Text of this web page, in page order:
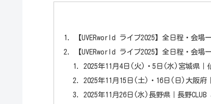
【UVERworld ライブ2025】全日程・会場
【UVERworld ライブ2025】全日程・会場
2025年11月4日(火)・5日(水)宮城県｜
2025年11月15日(土)・16日(日)大阪府
2025年11月26日(水)長野県｜長野CLUB